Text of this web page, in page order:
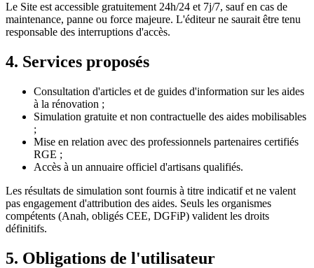
Le Site est accessible gratuitement 24h/24 et 7j/7, sauf en cas de
maintenance, panne ou force majeure. L'éditeur ne saurait être tenu
responsable des interruptions d'accès.
4. Services proposés
Consultation d'articles et de guides d'information sur les aides
à la rénovation ;
Simulation gratuite et non contractuelle des aides mobilisables
;
Mise en relation avec des professionnels partenaires certifiés
RGE ;
Accès à un annuaire officiel d'artisans qualifiés.
Les résultats de simulation sont fournis à titre indicatif et ne valent
pas engagement d'attribution des aides. Seuls les organismes
compétents (Anah, obligés CEE, DGFiP) valident les droits
définitifs.
5. Obligations de l'utilisateur